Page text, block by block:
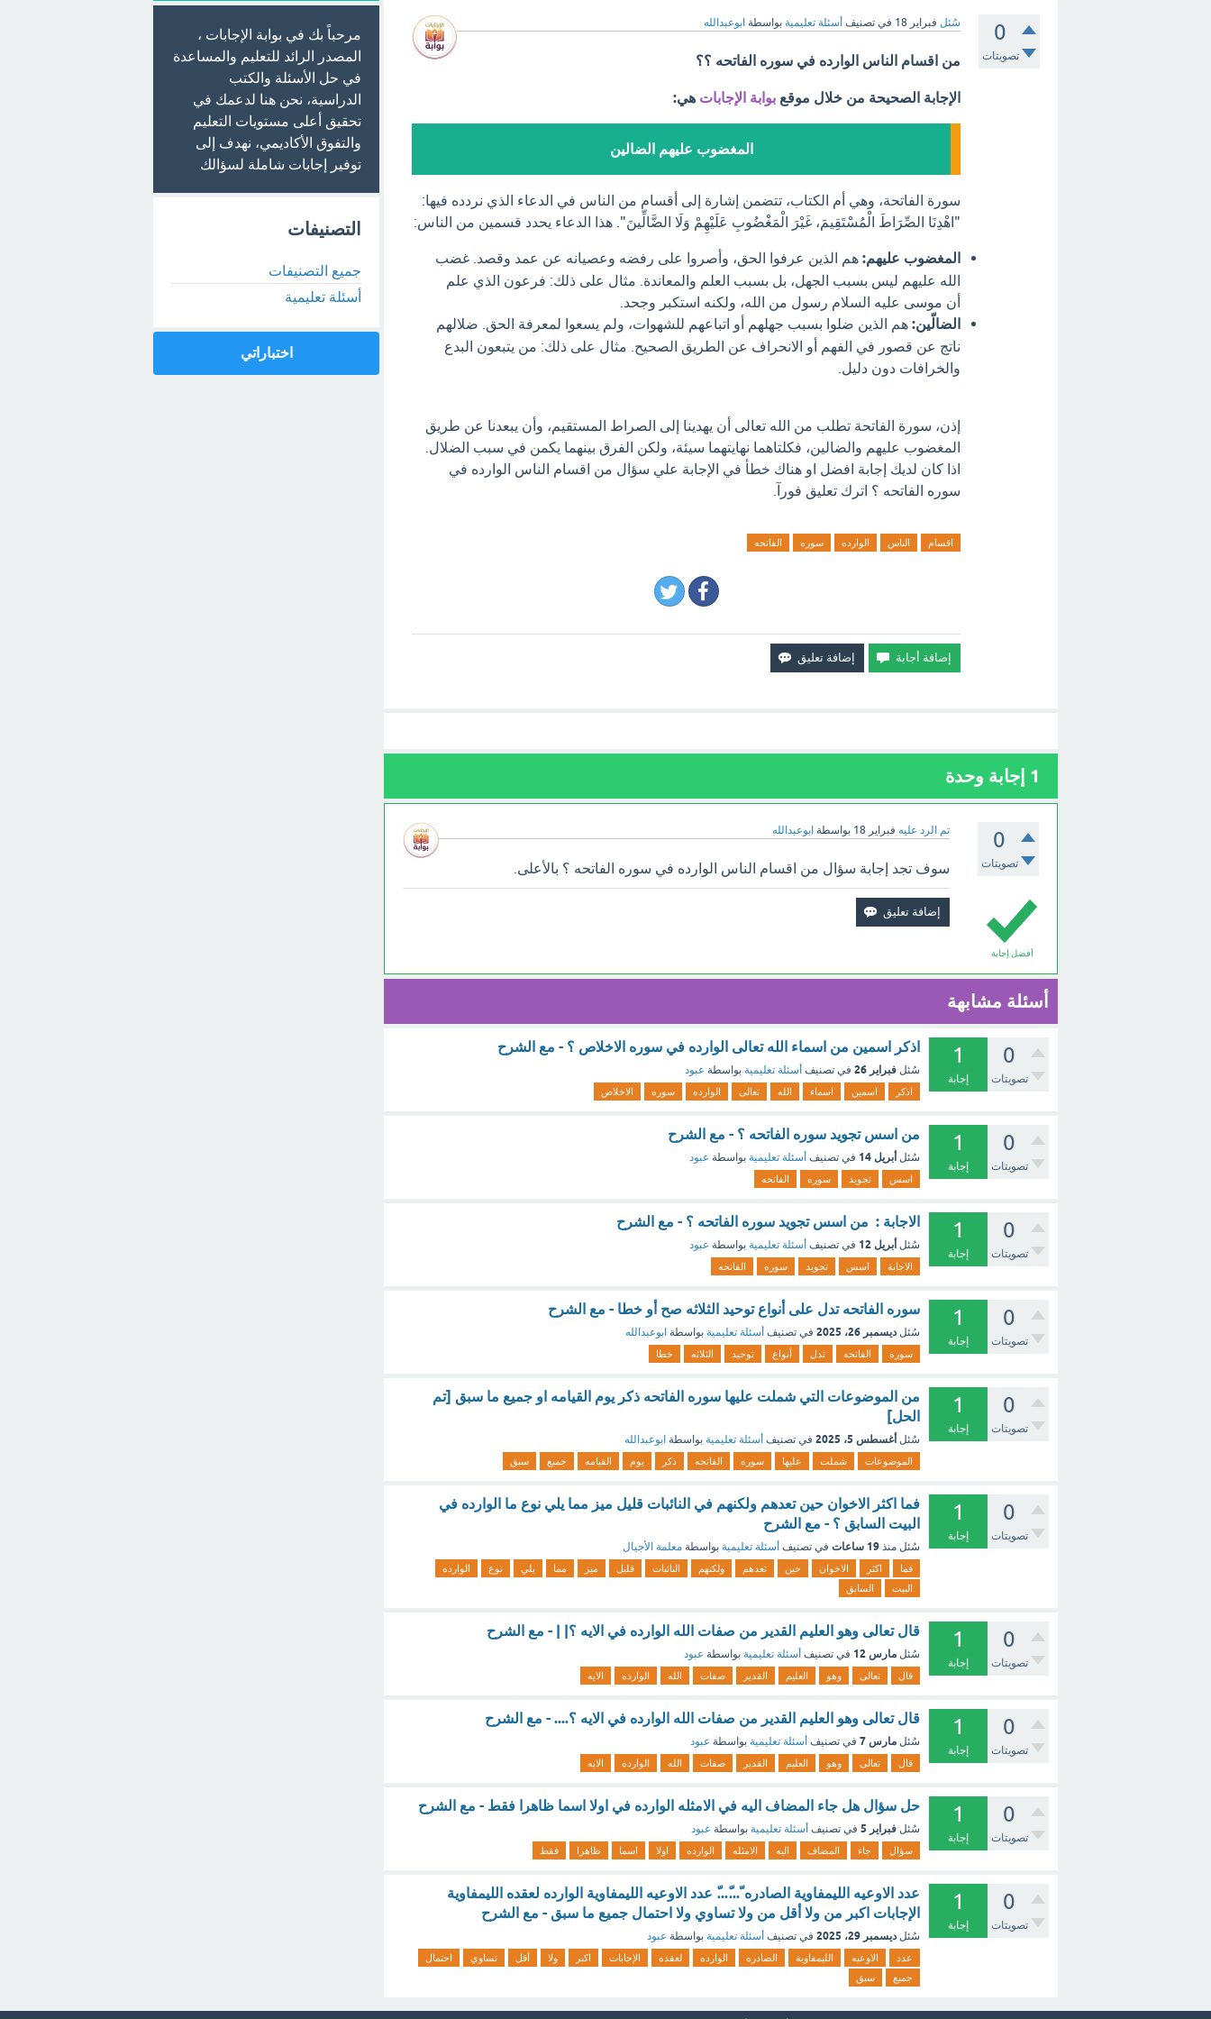
0
تصويتات
سُئل فبراير 18 في تصنيف أسئلة تعليمية بواسطة ابوعبدالله
من اقسام الناس الوارده في سوره الفاتحه ؟؟
الإجابة الصحيحة من خلال موقع بوابة الإجابات هي:
المغضوب عليهم الضالين
سورة الفاتحة، وهي أم الكتاب، تتضمن إشارة إلى أقسام من الناس في الدعاء الذي نردده فيها:
"اهْدِنَا الصِّرَاطَ الْمُسْتَقِيمَ، غَيْرَ الْمَغْضُوبِ عَلَيْهِمْ وَلَا الضَّالِّينَ". هذا الدعاء يحدد قسمين من الناس:
المغضوب عليهم: هم الذين عرفوا الحق، وأصروا على رفضه وعصيانه عن عمد وقصد. غضب
الله عليهم ليس بسبب الجهل، بل بسبب العلم والمعاندة. مثال على ذلك: فرعون الذي علم
أن موسى عليه السلام رسول من الله، ولكنه استكبر وجحد.
الضالّين: هم الذين ضلوا بسبب جهلهم أو اتباعهم للشهوات، ولم يسعوا لمعرفة الحق. ضلالهم
ناتج عن قصور في الفهم أو الانحراف عن الطريق الصحيح. مثال على ذلك: من يتبعون البدع
والخرافات دون دليل.
إذن، سورة الفاتحة تطلب من الله تعالى أن يهدينا إلى الصراط المستقيم، وأن يبعدنا عن طريق
المغضوب عليهم والضالين، فكلتاهما نهايتهما سيئة، ولكن الفرق بينهما يكمن في سبب الضلال.
اذا كان لديك إجابة افضل او هناك خطأ في الإجابة علي سؤال من اقسام الناس الوارده في
سوره الفاتحه ؟ اترك تعليق فورآ.
اقسام الناس الوارده سوره الفاتحه
1 إجابة وحدة
0
تصويتات
تم الرد عليه فبراير 18 بواسطة ابوعبدالله
أفضل إجابة
سوف تجد إجابة سؤال من اقسام الناس الوارده في سوره الفاتحه ؟ بالأعلى.
أسئلة مشابهة
0
تصويتات
1
إجابة
اذكر اسمين من اسماء الله تعالى الوارده في سوره الاخلاص ؟ - مع الشرح
سُئل فبراير 26 في تصنيف أسئلة تعليمية بواسطة عبود
اذكر اسمين اسماء الله تعالى الوارده سوره الاخلاص
0
تصويتات
1
إجابة
من اسس تجويد سوره الفاتحه ؟ - مع الشرح
سُئل أبريل 14 في تصنيف أسئلة تعليمية بواسطة عبود
اسس تجويد سوره الفاتحه
0
تصويتات
1
إجابة
الاجابة : من اسس تجويد سوره الفاتحه ؟ - مع الشرح
سُئل أبريل 12 في تصنيف أسئلة تعليمية بواسطة عبود
الاجابة اسس تجويد سوره الفاتحه
0
تصويتات
1
إجابة
سوره الفاتحه تدل على أنواع توحيد الثلاثه صح أو خطا - مع الشرح
سُئل ديسمبر 26، 2025 في تصنيف أسئلة تعليمية بواسطة ابوعبدالله
سوره الفاتحه تدل أنواع توحيد الثلاثه خطا
0
تصويتات
1
إجابة
من الموضوعات التي شملت عليها سوره الفاتحه ذكر يوم القيامه او جميع ما سبق [تم
الحل]
سُئل أغسطس 5، 2025 في تصنيف أسئلة تعليمية بواسطة ابوعبدالله
الموضوعات شملت عليها سوره الفاتحه ذكر يوم القيامه جميع سبق
0
تصويتات
1
إجابة
فما اكثر الاخوان حين تعدهم ولكنهم في النائبات قليل ميز مما يلي نوع ما الوارده في
البيت السابق ؟ - مع الشرح
سُئل منذ 19 ساعات في تصنيف أسئلة تعليمية بواسطة معلمة الأجيال
فما اكثر الاخوان حين تعدهم ولكنهم النائبات قليل ميز مما يلي نوع
الوارده
البيت
السابق
0
تصويتات
1
إجابة
قال تعالى وهو العليم القدير من صفات الله الوارده في الايه ؟| | - مع الشرح
سُئل مارس 12 في تصنيف أسئلة تعليمية بواسطة عبود
قال تعالى وهو العليم القدير صفات الله الوارده الايه
0
تصويتات
1
إجابة
قال تعالى وهو العليم القدير من صفات الله الوارده في الايه ؟.... - مع الشرح
سُئل مارس 7 في تصنيف أسئلة تعليمية بواسطة عبود
قال تعالى وهو العليم القدير صفات الله الوارده الايه
0
تصويتات
1
إجابة
حل سؤال هل جاء المضاف اليه في الامثله الوارده في اولا اسما ظاهرا فقط - مع الشرح
سُئل فبراير 5 في تصنيف أسئلة تعليمية بواسطة عبود
سؤال جاء المضاف اليه الامثله الوارده اولا اسما ظاهرا فقط
0
تصويتات
1
إجابة
عدد الاوعيه الليمفاوية الصادره ّ...ّ...ّ عدد الاوعيه الليمفاوية الوارده لعقده الليمفاوية
الإجابات اكبر من ولا أقل من ولا تساوي ولا احتمال جميع ما سبق - مع الشرح
سُئل ديسمبر 29، 2025 في تصنيف أسئلة تعليمية بواسطة عبود
عدد الاوعيه الليمفاوية الصادره الوارده لعقده الإجابات اكبر ولا أقل تساوي
احتمال
جميع
سبق
مرحباً بك في بوابة الإجابات ،
المصدر الرائد للتعليم والمساعدة
في حل الأسئلة والكتب
الدراسية، نحن هنا لدعمك في
تحقيق أعلى مستويات التعليم
والتفوق الأكاديمي، نهدف إلى
توفير إجابات شاملة لسؤالك
التصنيفات
جميع التصنيفات
أسئلة تعليمية
اختباراتي